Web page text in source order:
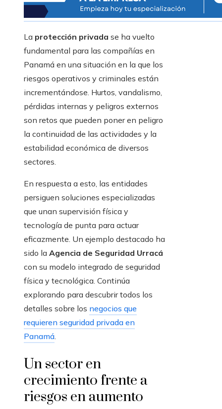
La protección privada se ha vuelto
fundamental para las compañías en
Panamá en una situación en la que los
riesgos operativos y criminales están
incrementándose. Hurtos, vandalismo,
pérdidas internas y peligros externos
son retos que pueden poner en peligro
la continuidad de las actividades y la
estabilidad económica de diversos
sectores.
En respuesta a esto, las entidades
persiguen soluciones especializadas
que unan supervisión física y
tecnología de punta para actuar
eficazmente. Un ejemplo destacado ha
sido la Agencia de Seguridad Urracá
con su modelo integrado de seguridad
física y tecnológica. Continúa
explorando para descubrir todos los
detalles sobre los negocios que
requieren seguridad privada en
Panamá.
Un sector en
crecimiento frente a
riesgos en aumento